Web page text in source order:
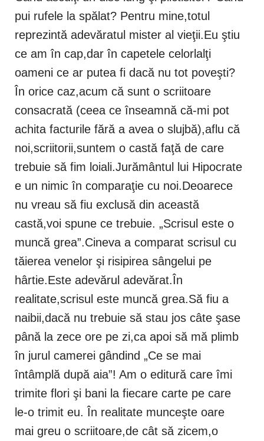
pui rufele la spălat? Pentru mine,totul
reprezintă adevăratul mister al vieţii.Eu ştiu
ce am în cap,dar în capetele celorlalţi
oameni ce ar putea fi dacă nu tot poveşti?
În orice caz,acum că sunt o scriitoare
consacrată (ceea ce înseamnă că-mi pot
achita facturile fără a avea o slujbă),aflu că
noi,scriitorii,suntem o castă faţă de care
trebuie să fim loiali.Jurământul lui Hipocrate
e un nimic în comparaţie cu noi.Deoarece
nu vreau să fiu exclusă din această
castă,voi spune ce trebuie. „Scrisul este o
muncă grea”.Cineva a comparat scrisul cu
tăierea venelor şi risipirea sângelui pe
hârtie.Este adevărul adevărat.În
realitate,scrisul este muncă grea.Să fiu a
naibii,dacă nu trebuie să stau jos câte şase
până la zece ore pe zi,ca apoi să mă plimb
în jurul camerei gândind „Ce se mai
întâmplă după aia”! Am o editură care îmi
trimite flori şi bani la fiecare carte pe care
le-o trimit eu. În realitate munceşte oare
mai greu o scriitoare,de cât să zicem,o